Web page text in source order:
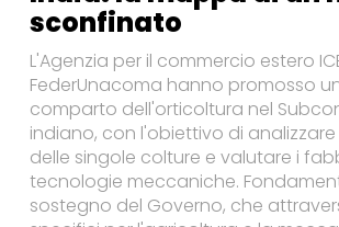
sconfinato
L'Agenzia per il commercio estero
FederUnacoma hanno promosso
comparto dell'orticoltura nel
indiano, con l'obiettivo di
delle singole colture e valutare i
tecnologie meccaniche.
sostegno del Governo, che